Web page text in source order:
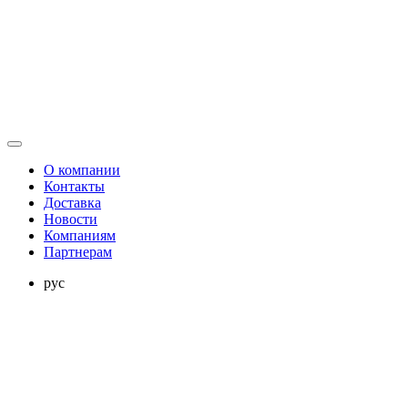
О компании
Контакты
Доставка
Новости
Компаниям
Партнерам
рус